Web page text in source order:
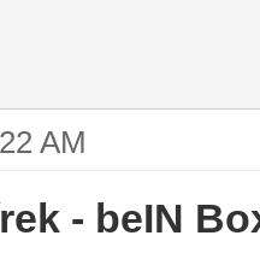
AM
- beIN